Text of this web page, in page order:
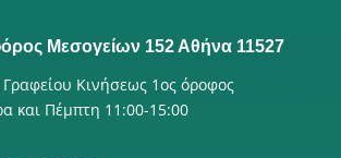
Μεσογείων 152 Αθήνα 11527
Γραφείου Κινήσεως 1ος όροφος
και Πέμπτη 11:00-15:00